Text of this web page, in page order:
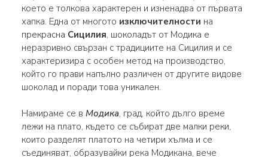
което е толкова характерен и изненадва от първата
хапка. Една от многото изключителности на
прекрасна Сицилия, шоколадът от Модика е
неразривно свързан с традициите на Сицилия и се
характеризира с особен метод на производство,
който го прави напълно различен от другите видове
шоколад и поради това уникален.
Намираме се в Модика, град, който дълго време
лежи на плато, където се събират две малки реки,
които разделят платото на четири хълма и се
съединяват, образувайки река Модикана, вече